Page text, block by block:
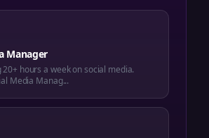
Manager
20+ hours a week on social media.
Media Manag...